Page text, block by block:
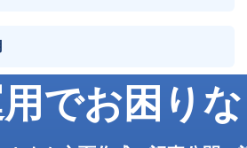
でお困りな